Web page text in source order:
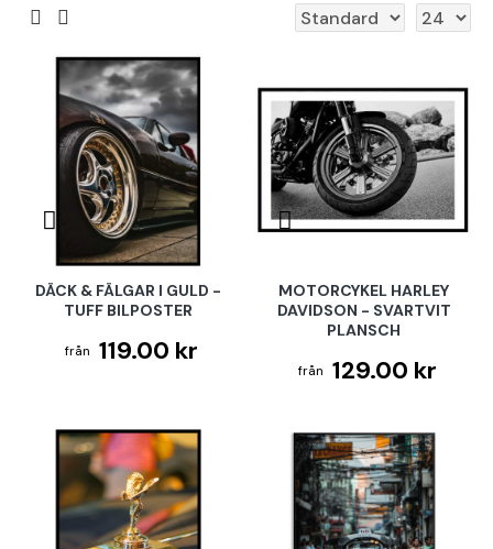
DÄCK & FÄLGAR I GULD -
TUFF BILPOSTER
119.00 kr
MOTORCYKEL HARLEY
DAVIDSON - SVARTVIT
PLANSCH
129.00 kr